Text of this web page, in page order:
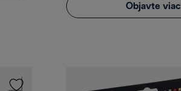
Objavte viac